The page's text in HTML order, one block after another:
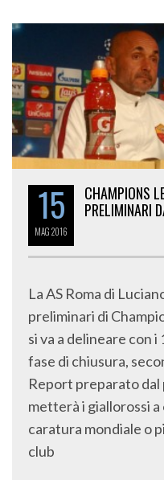
15
MAG2016
CHAMPIONS
PRELIMINARI
La AS Roma di
preliminari di
si va a delineare con
fase di chiusura,
Report preparato
metterà i giallorossi
caratura mondiale o
club